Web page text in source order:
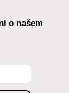
o našem